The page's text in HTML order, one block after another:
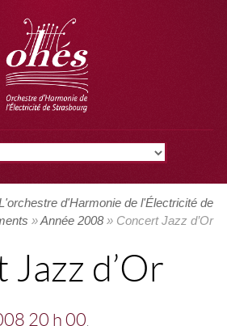
d'Harmonie de l'Électricité de
»Année 2008» Concert Jazz d’Or
d’Or
20 h 00